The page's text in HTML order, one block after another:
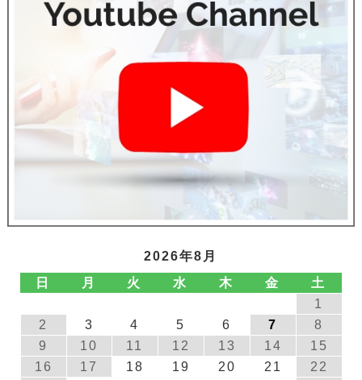
2026年8月
日
月 火 水 木 金
土
1
2
3 4 5 6 7
8
9
10 11 12 13 14
15
16
17 18 19 20 21
22